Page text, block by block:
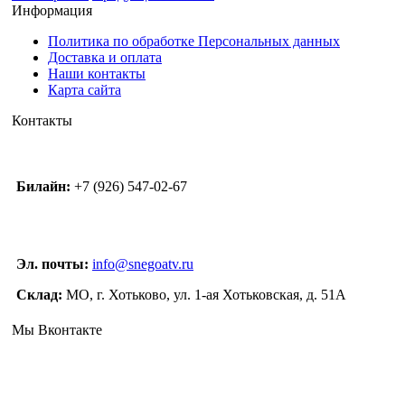
Информация
Политика по обработке Персональных данных
Доставка и оплата
Наши контакты
Карта сайта
Контакты
Билайн: +7 (926) 547-02-67
Эл. почты: info@snegoatv.ru
Склад: МО, г. Хотьково, ул. 1-ая Хотьковская, д. 51А
Мы Вконтакте